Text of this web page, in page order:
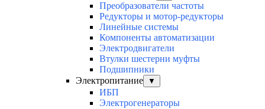
Преобразователи частоты
Редукторы и мотор-редукторы
Линейные системы
Компоненты автоматизации
Электродвигатели
Втулки шестерни муфты
Подшипники
Электропитание
▼
ИБП
Электрогенераторы